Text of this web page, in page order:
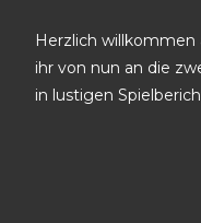
Herzlich willkommen
ihr von nun an die
in lustigen